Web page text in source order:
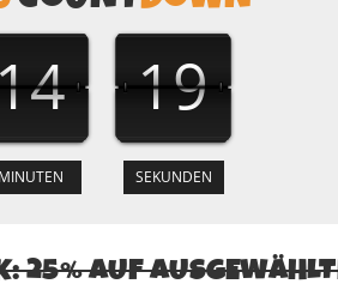
18
25% AUF